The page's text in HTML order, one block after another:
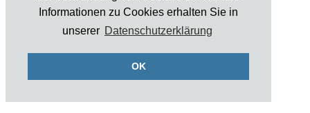
Informationen zu Cookies erhalten Sie in
unserer Datenschutzerklärung
OK